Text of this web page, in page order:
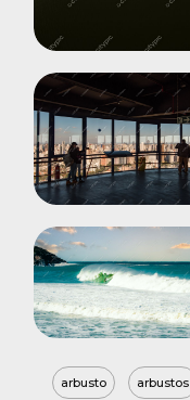
arbusto arbustos